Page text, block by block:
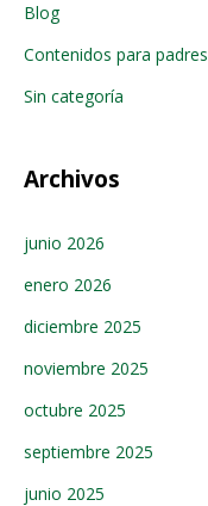
Blog
Contenidos para padres
Sin categoría
Archivos
junio 2026
enero 2026
diciembre 2025
noviembre 2025
octubre 2025
septiembre 2025
junio 2025